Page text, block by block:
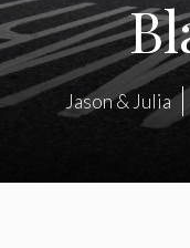
Jason & Julia